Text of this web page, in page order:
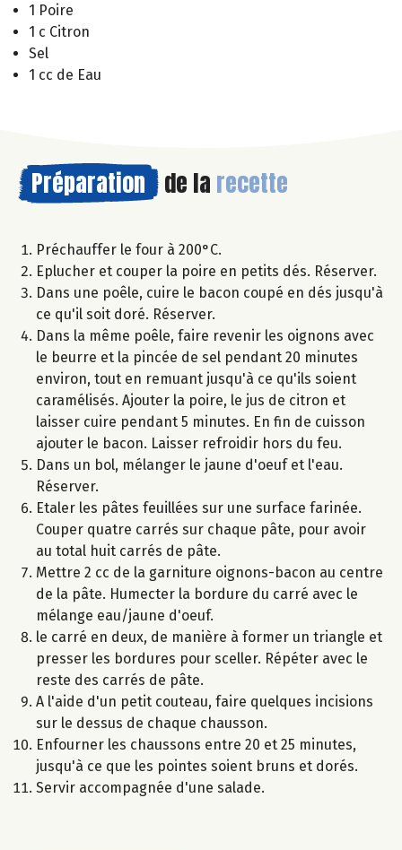
1 Poire
1 c Citron
Sel
1 cc de Eau
Préparation de la recette
Préchauffer le four à 200°C.
Eplucher et couper la poire en petits dés. Réserver.
Dans une poêle, cuire le bacon coupé en dés jusqu'à
ce qu'il soit doré. Réserver.
Dans la même poêle, faire revenir les oignons avec
le beurre et la pincée de sel pendant 20 minutes
environ, tout en remuant jusqu'à ce qu'ils soient
caramélisés. Ajouter la poire, le jus de citron et
laisser cuire pendant 5 minutes. En fin de cuisson
ajouter le bacon. Laisser refroidir hors du feu.
Dans un bol, mélanger le jaune d'oeuf et l'eau.
Réserver.
Etaler les pâtes feuillées sur une surface farinée.
Couper quatre carrés sur chaque pâte, pour avoir
au total huit carrés de pâte.
Mettre 2 cc de la garniture oignons-bacon au centre
de la pâte. Humecter la bordure du carré avec le
mélange eau/jaune d'oeuf.
le carré en deux, de manière à former un triangle et
presser les bordures pour sceller. Répéter avec le
reste des carrés de pâte.
A l'aide d'un petit couteau, faire quelques incisions
sur le dessus de chaque chausson.
Enfourner les chaussons entre 20 et 25 minutes,
jusqu'à ce que les pointes soient bruns et dorés.
Servir accompagnée d'une salade.